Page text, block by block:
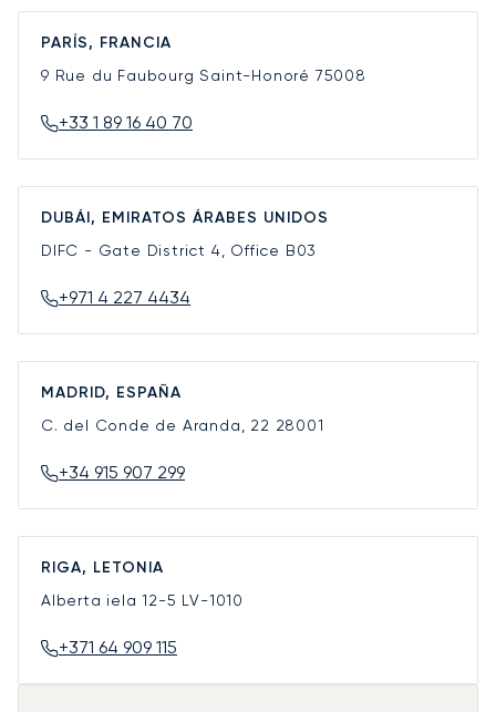
PARÍS, FRANCIA
9 Rue du Faubourg Saint-Honoré 75008
+33 1 89 16 40 70
DUBÁI, EMIRATOS ÁRABES UNIDOS
DIFC - Gate District 4, Office B03
+971 4 227 4434
MADRID, ESPAÑA
C. del Conde de Aranda, 22 28001
+34 915 907 299
RIGA, LETONIA
Alberta iela 12-5 LV-1010
+371 64 909 115